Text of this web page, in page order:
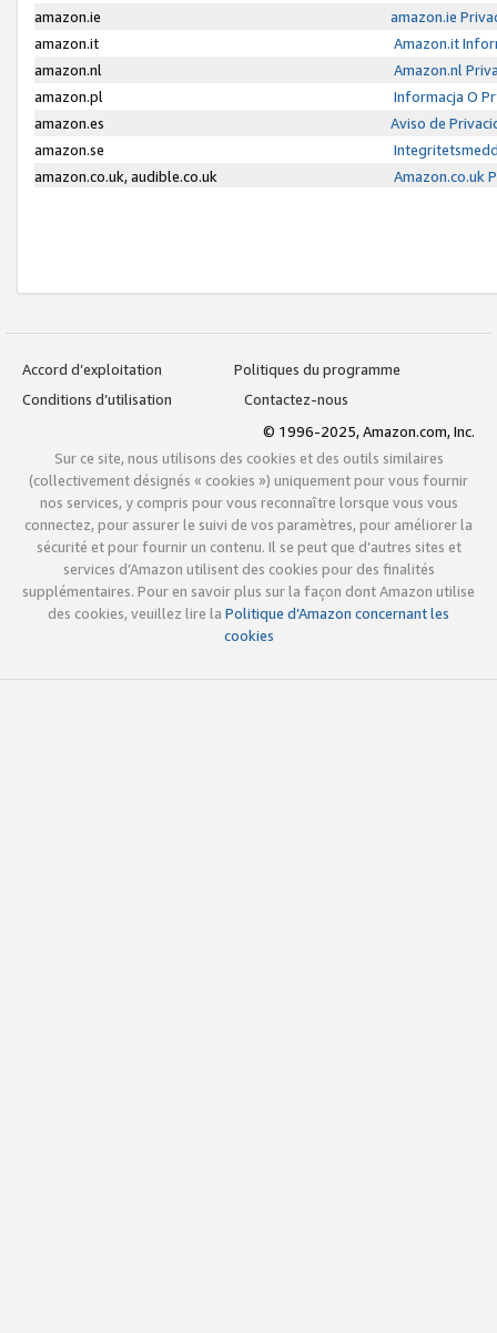
amazon.ie
amazon.ie
amazon.it
Amazon.it
amazon.nl
Amazon.nl
amazon.pl
Informacja O
amazon.es
Aviso de
amazon.se
amazon.co.uk, audible.co.uk
Amazon.co.uk
Accord d’exploitation
Politiques du programme
Conditions d’utilisation
Contactez-nous
© 1996-2025, Amazon.com, Inc.
Sur ce site, nous utilisons des cookies et des outils similaires
(collectivement désignés « cookies ») uniquement pour vous fournir
nos services, y compris pour vous reconnaître lorsque vous vous
connectez, pour assurer le suivi de vos paramètres, pour améliorer la
sécurité et pour fournir un contenu. Il se peut que d’autres sites et
services d’Amazon utilisent des cookies pour des finalités
supplémentaires. Pour en savoir plus sur la façon dont Amazon utilise
des cookies, veuillez lire la Politique d’Amazon concernant les
cookies